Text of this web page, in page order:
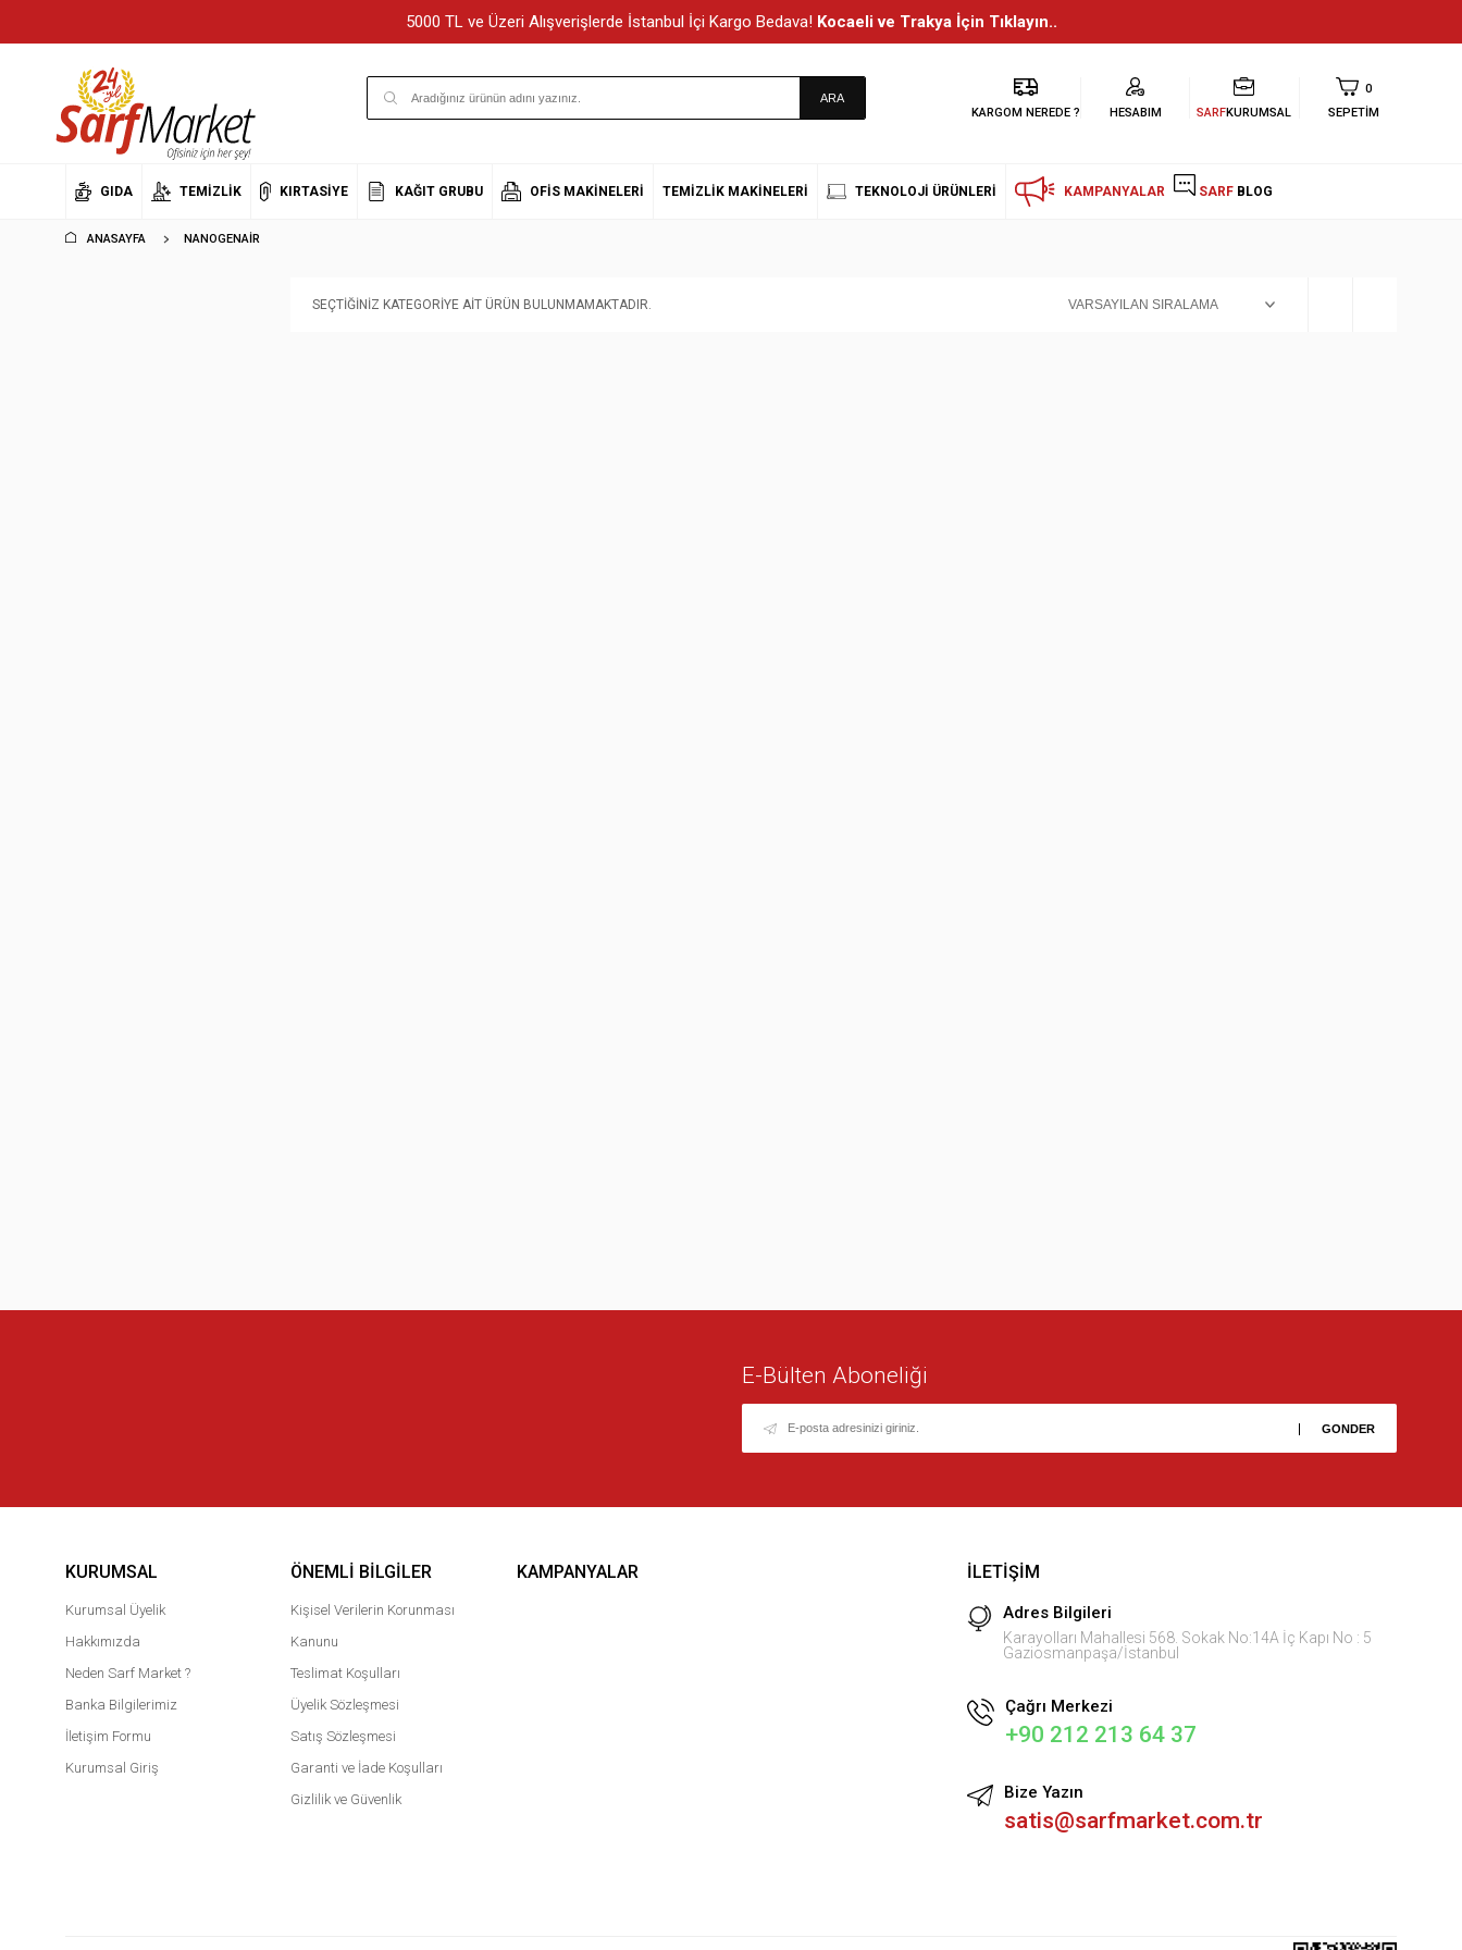
5000 TL ve Üzeri Alışverişlerde İstanbul İçi Kargo Bedava! Kocaeli ve Trakya İçin Tıklayın..
KARGOM NEREDE ? HESABIM SARFKURUMSAL
0
SEPETIM
GIDA TEMIZLIK KIRTASIYE KAĞIT GRUBU OFIS MAKINELERI TEMIZLIK MAKINELERI TEKNOLOJI ÜRÜNLERI KAMPANYALAR SARF BLOG
ANASAYFA NANOGENAIR
SEÇTIĞINIZ KATEGORIYE AIT ÜRÜN BULUNMAMAKTADIR.
E-Bülten Aboneliği
KURUMSAL
Kurumsal Üyelik
Hakkımızda
Neden Sarf Market ?
Banka Bilgilerimiz
İletişim Formu
Kurumsal Giriş
ÖNEMLI BILGILER
Kişisel Verilerin Korunması
Kanunu
Teslimat Koşulları
Üyelik Sözleşmesi
Satış Sözleşmesi
Garanti ve İade Koşulları
Gizlilik ve Güvenlik
KAMPANYALAR İLETIŞIM
Adres Bilgileri
Karayolları Mahallesi 568. Sokak No:14A İç Kapı No : 5
Gaziosmanpaşa/İstanbul
Çağrı Merkezi
+90 212 213 64 37
Bize Yazın
satis@sarfmarket.com.tr